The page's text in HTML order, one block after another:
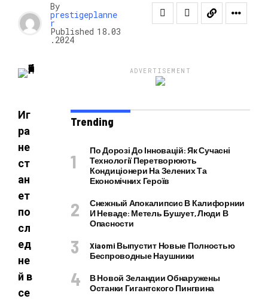
By
prestigeplanne
r
Published 18.03
.2024
Иг
ра
не
ст
ан
ет
по
сл
ед
не
й в
се
ADVERTISEMENT
Trending
По Дорозі До Інновацій: Як Сучасні
Технології Перетворюють
Кондиціонери На Зелених Та
Економічних Героїв
Снежный Апокалипсис В Калифорнии
И Неваде: Метель Бушует, Люди В
Опасности
Xiaomi Выпустит Новые Полностью
Беспроводные Наушники
В Новой Зеландии Обнаружены
Останки Гигантского Пингвина